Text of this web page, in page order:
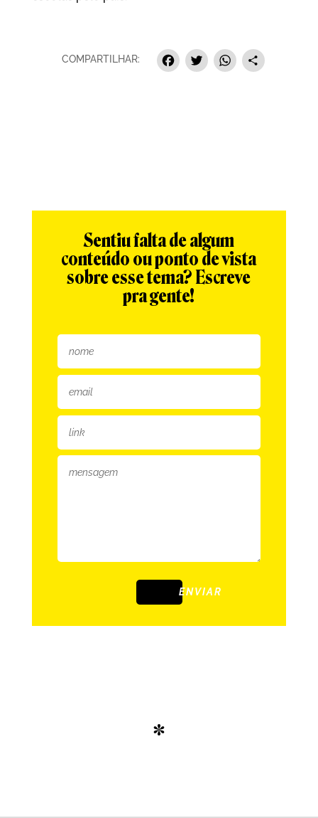
COMPARTILHAR: Facebook
Twitter
Sentiu falta de algum
conteúdo ou ponto de vista
sobre esse tema? Escreve
pra gente!
ENVIAR
*